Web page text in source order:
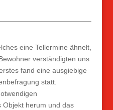
eine Tellermine ähnelt,
verständigten uns
fand eine ausgiebige
statt.
herum und das